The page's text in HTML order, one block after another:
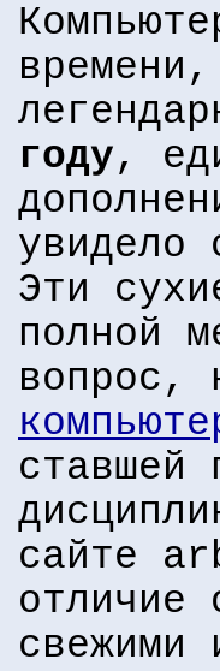
году,
увидело
Эти
полной
вопрос,
ставшей
сайте
отличие
свежими